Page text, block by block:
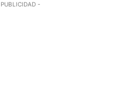
-